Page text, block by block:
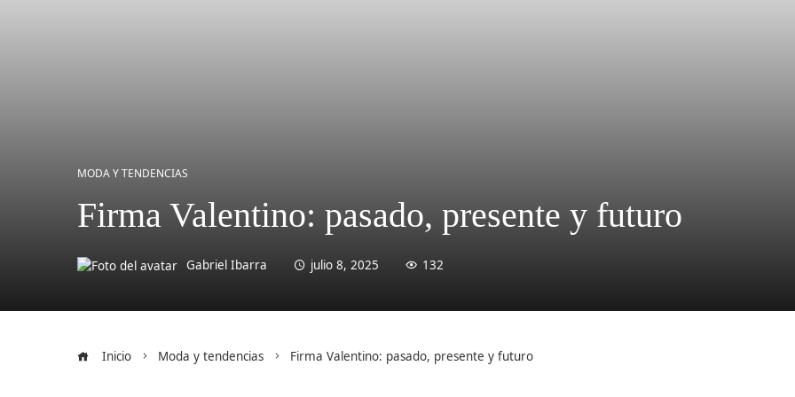
MODA Y TENDENCIAS
Firma Valentino: pasado, presente y futuro
Gabriel Ibarra julio 8, 2025 132
Inicio Moda y tendencias Firma Valentino: pasado, presente y futuro